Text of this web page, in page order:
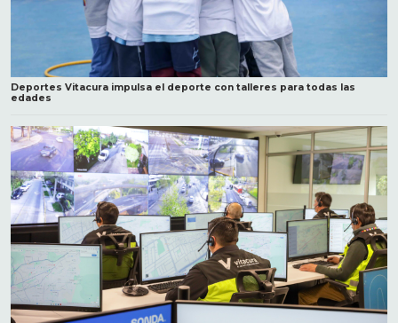
Deportes Vitacura impulsa el deporte con talleres para todas las
edades